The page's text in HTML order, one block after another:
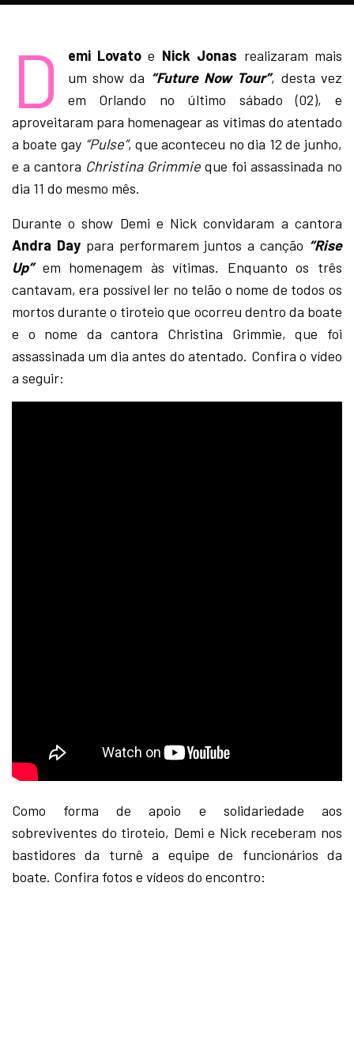
D emi Lovatoe Nick Jonas realizaram mais
um show da “Future Now Tour”, desta vez
em Orlando no último sábado (02), e
aproveitaram para homenagear as vítimas do atentado
a boate gay “Pulse”, que aconteceu no dia 12 de junho,
e a cantora Christina Grimmie que foi assassinada no
dia 11 do mesmo mês.
Durante o show Demi e Nick convidaram a cantora
Andra Daypara performarem juntos a canção “Rise
Up”em homenagem às vítimas. Enquanto os três
cantavam, era possível ler no telão o nome de todos os
mortos durante o tiroteio que ocorreu dentro da boate
e o nome da cantora Christina Grimmie, que foi
assassinada um dia antes do atentado. Confira o vídeo
a seguir:
Como forma de apoio e solidariedade aos
sobreviventes do tiroteio, Demi e Nick receberam nos
bastidores da turnê a equipe de funcionários da
boate. Confira fotos e vídeos do encontro: